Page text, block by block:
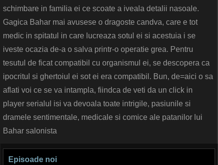
schimbare in familia ei ce scoate a iveala detalii nasoale.
Gagica Bahar mai avusese o dragoste candva, care e tot
medic in spitatul in care lucreaza sotul ei si acestuia i se
iveste ocazia de-a o salva printr-o operatie grea. Pentru
tesutul de ficat compatibil cu organismul ei, se descopera ca
ipocritul si ghertoiul ei sot ei era compatibil. Bun, de=aici o sa
aflati voi ce se va intampla, fiindca de veti da un click in
player serialul isi va devoala toate intrigile, pasiunile si
dramele sentimentale, medicale si comice ale patanilor lui
Bahar salonista
Episoade noi